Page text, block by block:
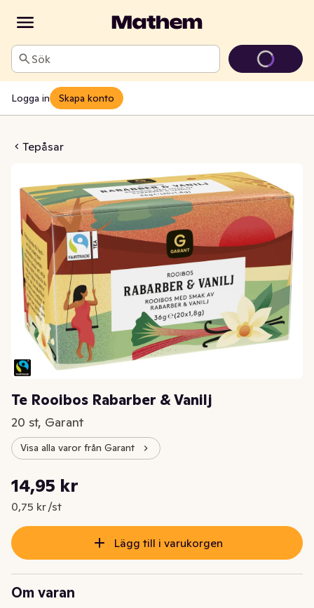
Sök
Logga in Skapa konto
Tepåsar& Vanilj
Te Rooibos Rabarber & Vanilj
20 st, Garant
Visa alla varor från Garant
Nuvarande pris är: 14,95 kr
14,95 kr
0,75 kr /st
Styckpris: 0,75 kr /st
Lägg till i varukorgen
Om varan